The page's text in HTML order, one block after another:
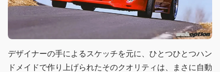
デザイナーの手によるスケッチを元に、ひとつひとつハン
ドメイドで作り上げられたそのクオリティは、まさに自動